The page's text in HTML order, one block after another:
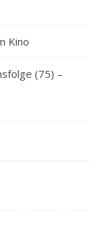
Kino
(75) –